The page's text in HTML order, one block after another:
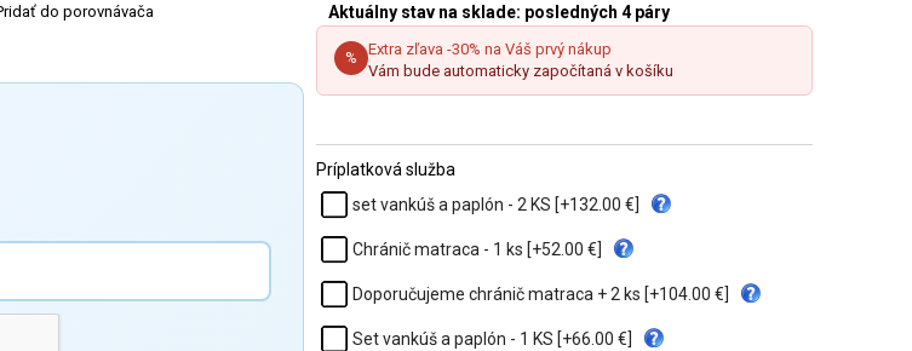
do porovnávača
Aktuálny stav na sklade: posledných 4 páry
%
Extra zľava -30% na Váš prvý nákup
Vám bude automaticky započítaná v košíku
Príplatková služba
set vankúš a paplón - 2 KS [+132.00 €]
Chránič matraca - 1 ks [+52.00 €]
Doporučujeme chránič matraca + 2 ks [+104.00 €]
Set vankúš a paplón - 1 KS [+66.00 €]